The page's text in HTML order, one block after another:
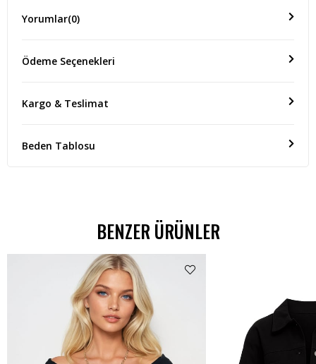
Yorumlar(0)
Ödeme Seçenekleri
Kargo & Teslimat
Beden Tablosu
BENZER ÜRÜNLER